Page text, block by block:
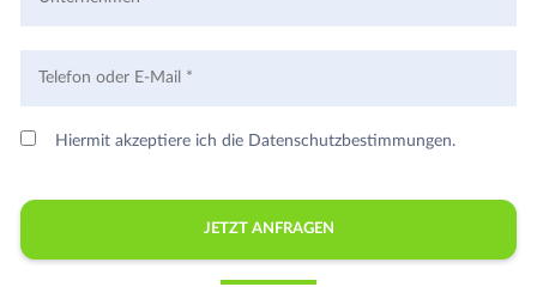
Hiermit akzeptiere ich die Datenschutzbestimmungen.